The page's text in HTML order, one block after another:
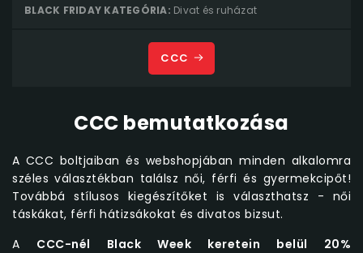
BLACK FRIDAY KATEGÓRIA: Divat és ruházat
CCC
CCC bemutatkozása
A CCC boltjaiban és webshopjában minden alkalomra
széles választékban találsz női, férfi és gyermekcipőt!
Továbbá stílusos kiegészítőket is választhatsz - női
táskákat, férfi hátizsákokat és divatos bizsut.
A CCC-nél Black Week keretein belül 20%